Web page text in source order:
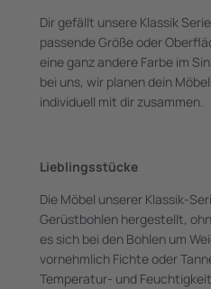
Dir gefällt unsere Klassik
passende Größe oder
eine ganz andere Farbe im
bei uns, wir planen dein
individuell mit dir zusammen.
Lieblingsstücke
Die Möbel unserer Klassik-
Gerüstbohlen hergestellt,
es sich bei den Bohlen um
vornehmlich Fichte oder
Temperatur- und